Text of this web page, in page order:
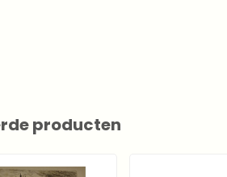
producten